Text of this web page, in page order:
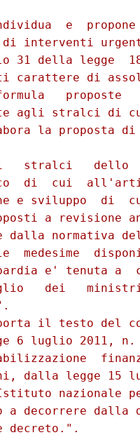
e
interventi
31 della legge
carattere di
proposte
agli stralci di
la proposta
stralci   dello
di  cui
e sviluppo  di
a revisione
dalla normativa
medesime
e' tenuta a
dei
il testo del
6 luglio 2011,
dalla legge 15
nazionale
a decorrere dalla